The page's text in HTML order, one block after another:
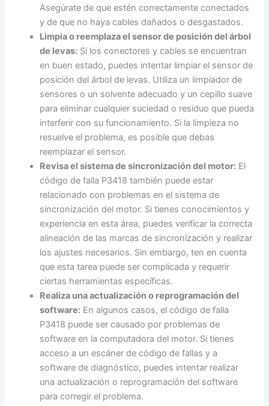
Asegúrate de que estén correctamente conectados
y de que no haya cables dañados o desgastados.
Limpia o reemplaza el sensor de posición del árbol
de levas: Si los conectores y cables se encuentran
en buen estado, puedes intentar limpiar el sensor de
posición del árbol de levas. Utiliza un limpiador de
sensores o un solvente adecuado y un cepillo suave
para eliminar cualquier suciedad o residuo que pueda
interferir con su funcionamiento. Si la limpieza no
resuelve el problema, es posible que debas
reemplazar el sensor.
Revisa el sistema de sincronización del motor: El
código de falla P3418 también puede estar
relacionado con problemas en el sistema de
sincronización del motor. Si tienes conocimientos y
experiencia en esta área, puedes verificar la correcta
alineación de las marcas de sincronización y realizar
los ajustes necesarios. Sin embargo, ten en cuenta
que esta tarea puede ser complicada y requerir
ciertas herramientas específicas.
Realiza una actualización o reprogramación del
software: En algunos casos, el código de falla
P3418 puede ser causado por problemas de
software en la computadora del motor. Si tienes
acceso a un escáner de código de fallas y a
software de diagnóstico, puedes intentar realizar
una actualización o reprogramación del software
para corregir el problema.